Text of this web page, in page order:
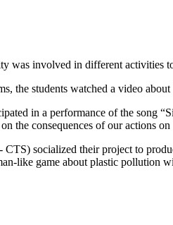
involved in different activities
the students watched a video
in a performance of the song
the consequences of our actions
socialized their project to
like game about plastic pollution